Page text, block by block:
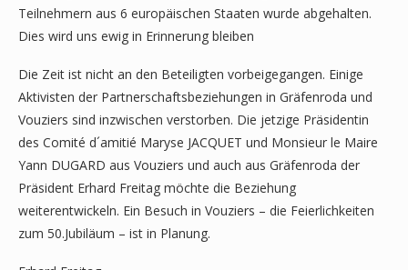
Teilnehmern aus 6 europäischen Staaten wurde abgehalten.
Dies wird uns ewig in Erinnerung bleiben
Die Zeit ist nicht an den Beteiligten vorbeigegangen. Einige
Aktivisten der Partnerschaftsbeziehungen in Gräfenroda und
Vouziers sind inzwischen verstorben. Die jetzige Präsidentin
des Comité d´amitié Maryse JACQUET und Monsieur le Maire
Yann DUGARD aus Vouziers und auch aus Gräfenroda der
Präsident Erhard Freitag möchte die Beziehung
weiterentwickeln. Ein Besuch in Vouziers – die Feierlichkeiten
zum 50.Jubiläum – ist in Planung.